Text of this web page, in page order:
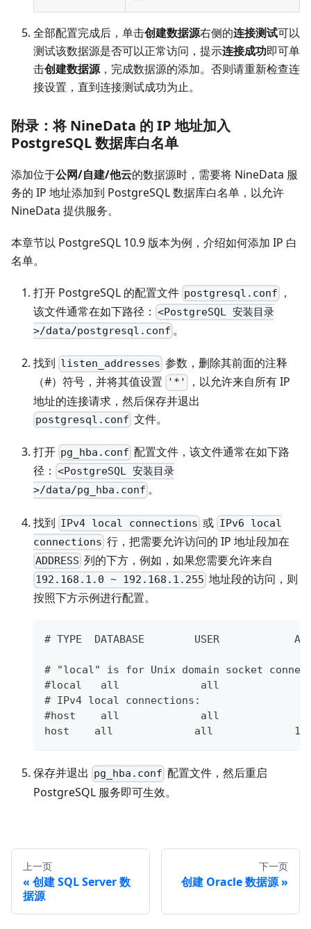
全部配置完成后，单击创建数据源右侧的连接测试可以
测试该数据源是否可以正常访问，提示连接成功即可单
击创建数据源，完成数据源的添加。否则请重新检查连
接设置，直到连接测试成功为止。
附录：将 NineData 的 IP 地址加入
PostgreSQL 数据库白名单
添加位于公网/自建/他云的数据源时，需要将 NineData 服
务的 IP 地址添加到 PostgreSQL 数据库白名单，以允许
NineData 提供服务。
本章节以 PostgreSQL 10.9 版本为例，介绍如何添加 IP 白
名单。
打开 PostgreSQL 的配置文件 postgresql.conf
，
该文件通常在如下路径： <PostgreSQL 安装目录
>/data/postgresql.conf 。
找到 listen_addresses 参数，删除其前面的注释
（#）符号，并将其值设置 '*'
，以允许来自所有 IP
地址的连接请求，然后保存并退出
postgresql.conf 文件。
打开 pg_hba.conf 配置文件，该文件通常在如下路
径： <PostgreSQL 安装目录
>/data/pg_hba.conf 。
找到 IPv4 local connections 或 IPv6 local
connections 行，把需要允许访问的 IP 地址段加在
ADDRESS 列的下方，例如，如果您需要允许来自
192.168.1.0 ~ 192.168.1.255 地址段的访问，则
按照下方示例进行配置。
# TYPE  DATABASE        USER
# "local" is for Unix domain socket
#local   all             all
# IPv4 local connections:
#host    all             all
host    all             all
保存并退出 pg_hba.conf 配置文件，然后重启
PostgreSQL 服务即可生效。
上一页
创建 SQL Server 数
据源
下一页
创建 Oracle 数据源